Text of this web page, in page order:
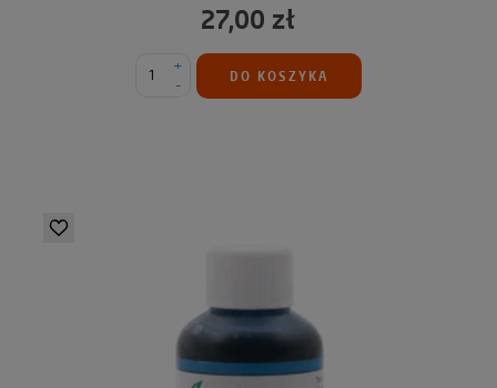
27,00 zł
-
+
DO KOSZYKA